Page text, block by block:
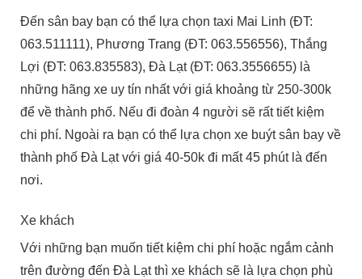
Đến sân bay bạn có thể lựa chọn taxi Mai Linh (ĐT:
063.511111), Phương Trang (ĐT: 063.556556), Thắng
Lợi (ĐT: 063.835583), Đà Lạt (ĐT: 063.3556655) là
những hãng xe uy tín nhất với giá khoảng từ 250-300k
để về thành phố. Nếu đi đoàn 4 người sẽ rất tiết kiệm
chi phí. Ngoài ra bạn có thể lựa chọn xe buýt sân bay về
thành phố Đà Lạt với giá 40-50k đi mất 45 phút là đến
nơi.
Xe khách
Với những bạn muốn tiết kiệm chi phí hoặc ngắm cảnh
trên đường đến Đà Lạt thì xe khách sẽ là lựa chọn phù